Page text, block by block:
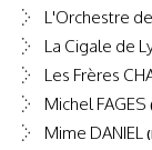
L'Orchestre
La Cigale de
Les Frères
Michel FAGES
Mime DANIEL